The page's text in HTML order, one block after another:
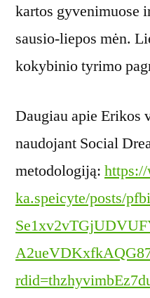
kartos gyvenimuose
sausio-liepos mėn.
kokybinio tyrimo
Daugiau apie Erikos
naudojant Social
metodologiją:
ka.speicyte/posts/